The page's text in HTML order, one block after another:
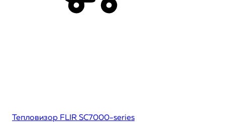
Тепловизор FLIR SC7000-series